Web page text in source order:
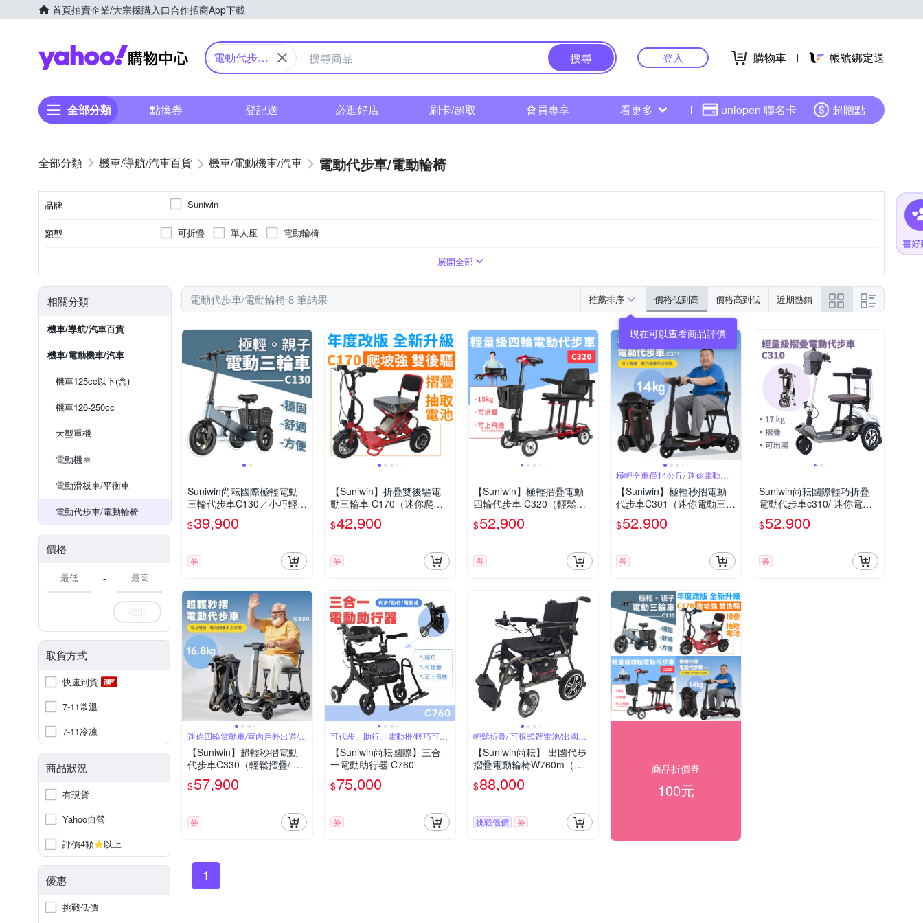
首頁拍賣企業/大宗採購入口合作招商App下載
Yahoo購物中心
電動代步車/
搜尋 登入 購物車 帳號綁定送
全部分類 點換券 登記送 必逛好店 刷卡/超取 會員專享 看更多 uniopen 聯名卡 超贈點
機車/導航/汽車百貨 機車/電動機車/汽車 電動代步車/電動輪椅
品牌 Suniwin
類型 可折疊 單人座 電動輪椅
展開全部
相關分類
機車/導航/汽車百貨
機車/電動機車/汽車
機車125cc以下(含)
機車126-250cc
大型重機
電動機車
電動滑板車/平衡車
電動代步車/電動輪椅
價格
-
確定
取貨方式
快速到貨
7-11常溫
7-11冷凍
商品狀況
有現貨
Yahoo自營
評價4顆
以上
優惠
挑戰低價
電動代步車/電動輪椅 8 筆結果 推薦排序 價格低到高 價格高到低 近期熱銷
現在可以查看商品評價
Suniwin尚耘國際極輕電動
三輪代步車C130／小巧輕便
／室內戶外出遊
$39,900
券
【Suniwin】折疊雙後驅電
動三輪車 C170（迷你爬坡
強/ 老年代步車/ 室內戶外出
遊）
$42,900
券
【Suniwin】極輕摺疊電動
四輪代步車 C320（輕鬆摺
疊/ 出國首選/ 老人長輩/ 室
內戶外出遊）
$52,900
券
極輕全車僅14公斤/ 迷你電動三
輪車
【Suniwin】極輕秒摺電動
代步車C301（迷你電動三輪
車/ 出國首選/ 老人長輩/ 行
動不便）
$52,900
券
Suniwin尚耘國際輕巧折疊
電動代步車c310/ 迷你電動
四輪車/ 室內戶外出遊/ 國內
外旅行
$52,900
券
迷你四輪電動車/室內戶外出遊/國
內外旅行
【Suniwin】超輕秒摺電動
代步車C330（輕鬆摺疊/ 出
國首選/ 老人長輩/ 室內戶外
出遊）
$57,900
券
可代步、助行、電動推/輕巧可摺
疊
【Suniwin尚耘國際】三合
一電動助行器 C760
$75,000
券
輕鬆折疊/ 可拆式鋰電池/出國首
選
【Suniwin尚耘】 出國代步
摺疊電動輪椅W760m（輕
鬆折疊/ 可拆式鋰電池/ 出國
首選）
$88,000
挑戰低價 券
商品折價券
100元
1